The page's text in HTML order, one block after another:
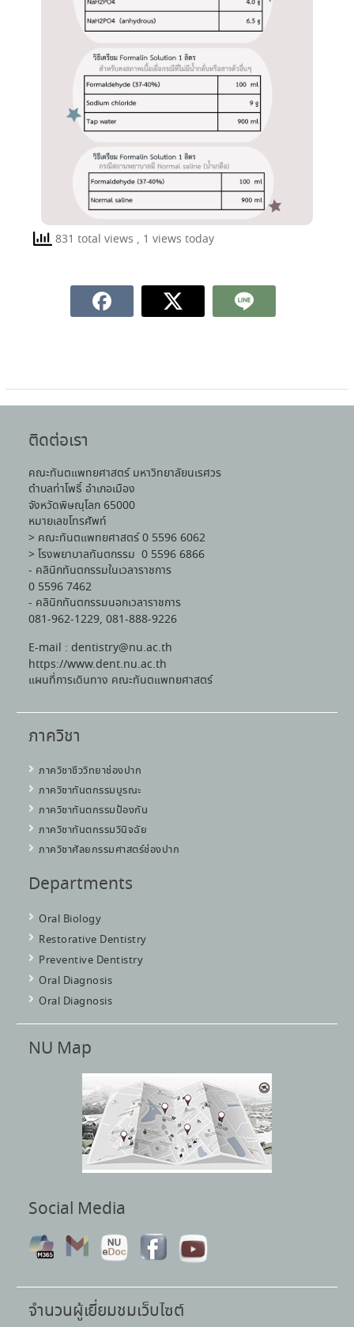
831 total views , 1 views today
ติดต่อเรา
คณะทันตแพทยศาสตร์ มหาวิทยาลัยนเรศวร
ตำบลท่าโพธิ์ อำเภอเมือง
จังหวัดพิษณุโลก 65000
หมายเลขโทรศัพท์
> คณะทันตแพทยศาสตร์ 0 5596 6062
> โรงพยาบาลทันตกรรม 0 5596 6866
- คลินิกทันตกรรมในเวลาราชการ
0 5596 7462
- คลินิกทันตกรรมนอกเวลาราชการ
081-962-1229, 081-888-9226
E-mail : dentistry@nu.ac.th
https://www.dent.nu.ac.th
แผนที่การเดินทาง คณะทันตแพทยศาสตร์
ภาควิชา
ภาควิชาชีววิทยาช่องปาก
ภาควิชาทันตกรรมบูรณะ
ภาควิชาทันตกรรมป้องกัน
ภาควิชาทันตกรรมวินิจฉัย
ภาควิชาศัลยกรรมศาสตร์ช่องปาก
Departments
Oral Biology
Restorative Dentistry
Preventive Dentistry
Oral Diagnosis
Oral Diagnosis
NU Map
Social Media
จำนวนผู้เยี่ยมชมเว็บไซต์